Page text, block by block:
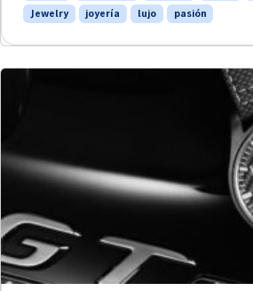
Jewelry
joyería lujo pasión